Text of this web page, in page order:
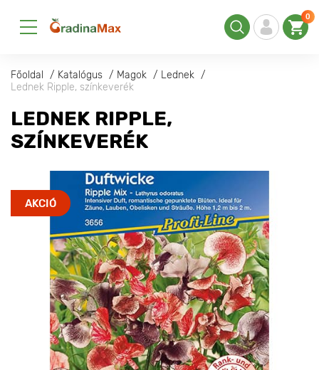
0
Főoldal Katalógus Magok
Lednek
Lednek Ripple, színkeverék
LEDNEK RIPPLE,
SZÍNKEVERÉK
AKCIÓ